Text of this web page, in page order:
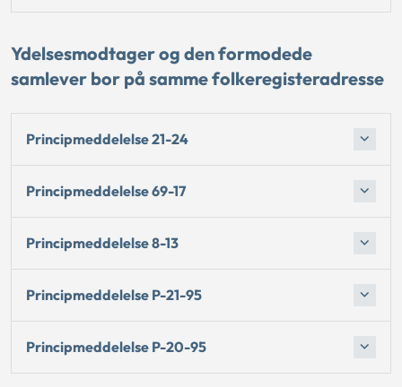
Ydelsesmodtager og den formodede
samlever bor på samme folkeregisteradresse
Principmeddelelse 21-24
Principmeddelelse 69-17
Principmeddelelse 8-13
Principmeddelelse P-21-95
Principmeddelelse P-20-95